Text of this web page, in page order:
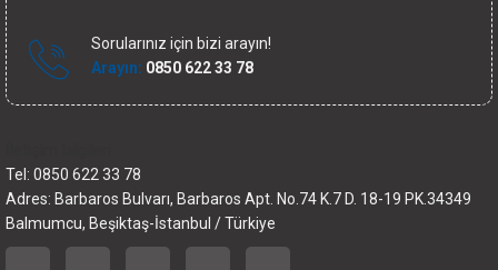
Sorularınız için bizi arayın!
Arayın: 0850 622 33 78
Tel: 0850 622 33 78
Adres: Barbaros Bulvarı, Barbaros Apt. No.74 K.7 D. 18-19 PK.34349
Balmumcu, Beşiktaş-İstanbul / Türkiye